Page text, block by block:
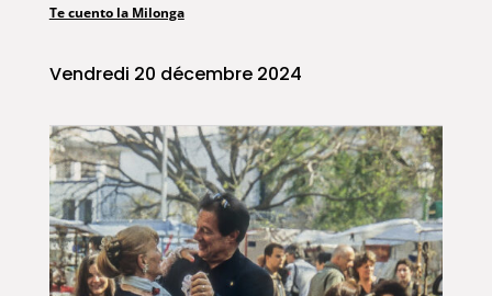
Te cuento la Milonga
Vendredi 20 décembre 2024